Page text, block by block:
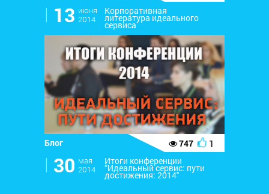
l 13 июня
2014
Корпоративная
литература идеального
сервиса
Блог 747 1
l 30 мая
2014
Итоги конференции
“Идеальный сервис: пути
достижения: 2014″